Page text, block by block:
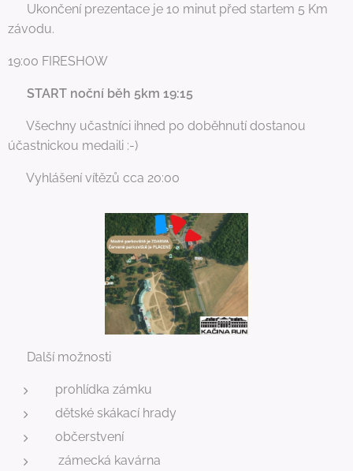
⏰ Ukončení prezentace je 10 minut před startem 5 Km
závodu.
19:00 FIRESHOW
START noční běh 5km 19:15
🏁 Všechny učastníci ihned po doběhnutí dostanou
účastnickou medaili :-)
🥇 Vyhlášení vítězů cca 20:00
🏰 Další možnosti
prohlídka zámku
dětské skákací hrady
občerstvení
zámecká kavárna